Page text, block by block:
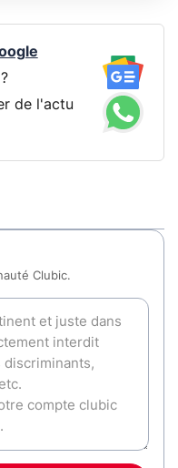
de l'actu
Clubic.